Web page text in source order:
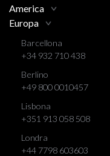
America
Europa
Barcellona
+34 932 710 438
Berlino
+49 800 0010457
Lisbona
+351 913 058 508
Londra
+44 7798 603603